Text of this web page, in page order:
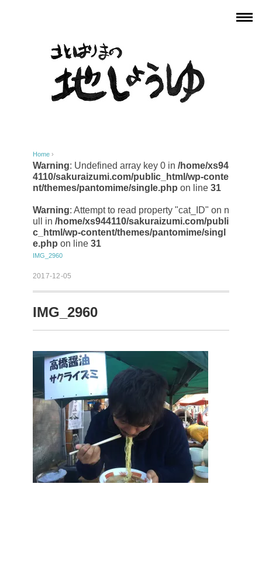
Home ›
Warning: Undefined array key 0 in /home/xs94
4110/sakuraizumi.com/public_html/wp-conte
nt/themes/pantomime/single.php on line 31
Warning: Attempt to read property "cat_ID" on n
ull in /home/xs944110/sakuraizumi.com/publi
c_html/wp-content/themes/pantomime/singl
e.php on line 31
IMG_2960
2017-12-05
IMG_2960